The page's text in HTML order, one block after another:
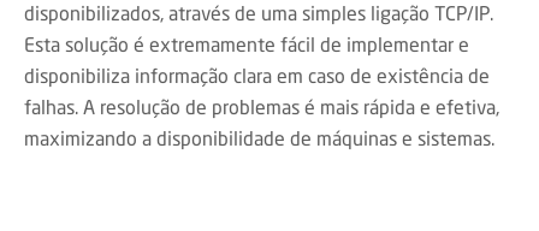
disponibilizados, através de uma simples ligação TCP/IP.
Esta solução é extremamente fácil de implementar e
disponibiliza informação clara em caso de existência de
falhas. A resolução de problemas é mais rápida e efetiva,
maximizando a disponibilidade de máquinas e sistemas.